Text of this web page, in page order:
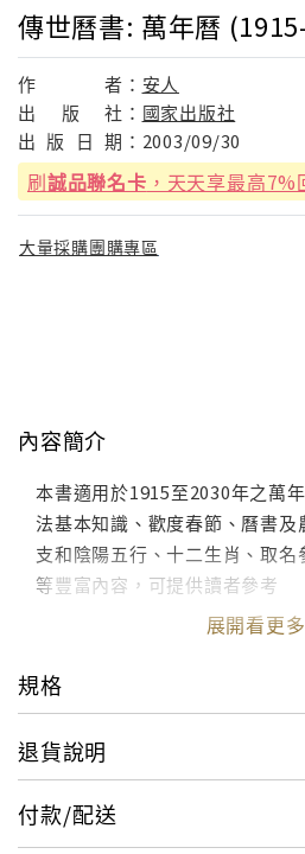
傳世曆書: 萬年曆
作 者： 安人
出
版 社： 國家出版社
出 版 日 期： 2003/09/30
刷誠品聯名卡 ，天天享最高7%
大量採購團購專區
內容簡介
本書適用於1915至2030年之萬
法基本知識、歡度春節、曆書
支和陰陽五行、十二生肖、取
等豐富內容，可提供讀者參考
展開看更多
規格
退貨說明
付款/配送